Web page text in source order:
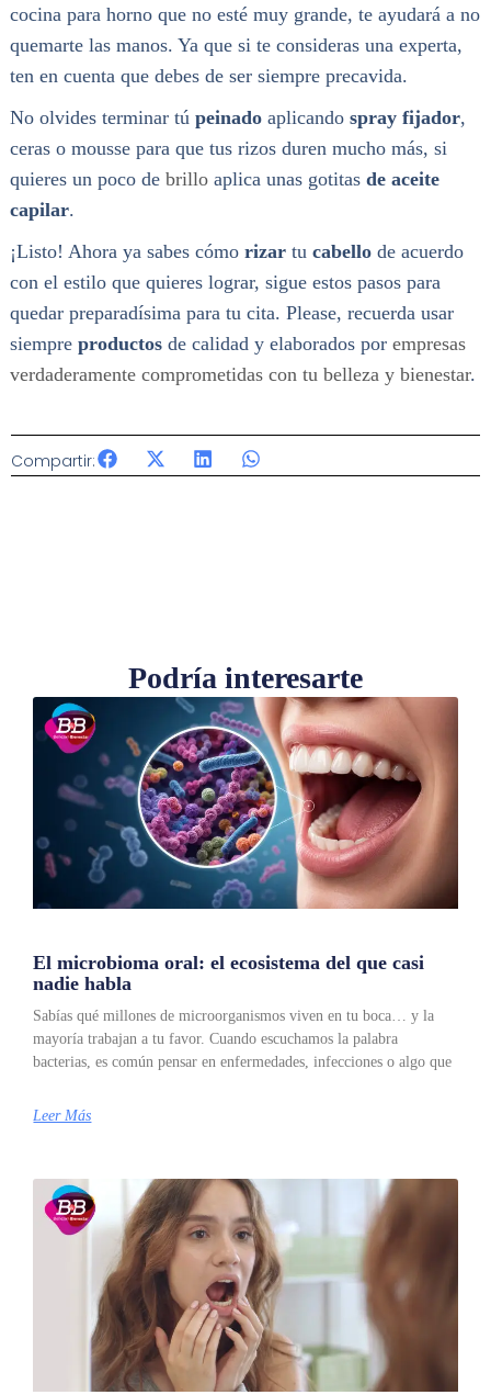
cocina para horno que no esté muy grande, te ayudará a no
quemarte las manos. Ya que si te consideras una experta,
ten en cuenta que debes de ser siempre precavida.
No olvides terminar tú peinadoaplicando spray fijador,
ceras o mousse para que tus rizos duren mucho más, si
quieres un poco de brilloaplica unas gotitas de aceite
capilar.
¡Listo! Ahora ya sabes cómo rizartu cabellode acuerdo
con el estilo que quieres lograr, sigue estos pasos para
quedar preparadísima para tu cita. Please, recuerda usar
siempre productosde calidad y elaborados por empresas
verdaderamente comprometidas con tu belleza y bienestar.
Compartir:
Podría interesarte
El microbioma oral: el ecosistema del que casi
nadie habla
Sabías qué millones de microorganismos viven en tu boca… y la
mayoría trabajan a tu favor. Cuando escuchamos la palabra
bacterias, es común pensar en enfermedades, infecciones o algo que
Leer Más